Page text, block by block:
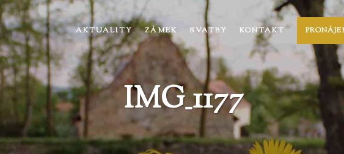
AKTUALITY ZÁMEK SVATBY KONTAKT
IMG_1177